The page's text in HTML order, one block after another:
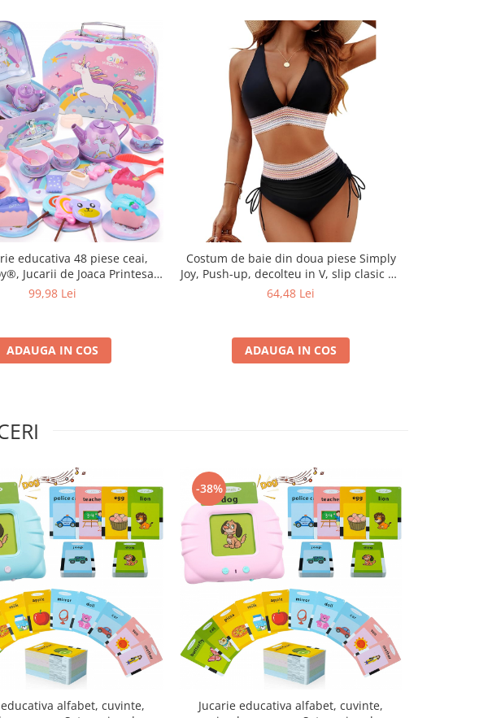
educativa 48 piese ceai,
Jucarii de Joaca Printesa
de Ceai pentru Copii
99,98 Lei
ADAUGA IN COS
Costum de baie din doua piese Simply
Joy, Push-up, decolteu in V, slip clasic cu
talie inalta si snururi laterale, negru
64,48 Lei
ADAUGA IN COS
educativa alfabet, cuvinte,
-38%
Jucarie educativa alfabet, cuvinte,